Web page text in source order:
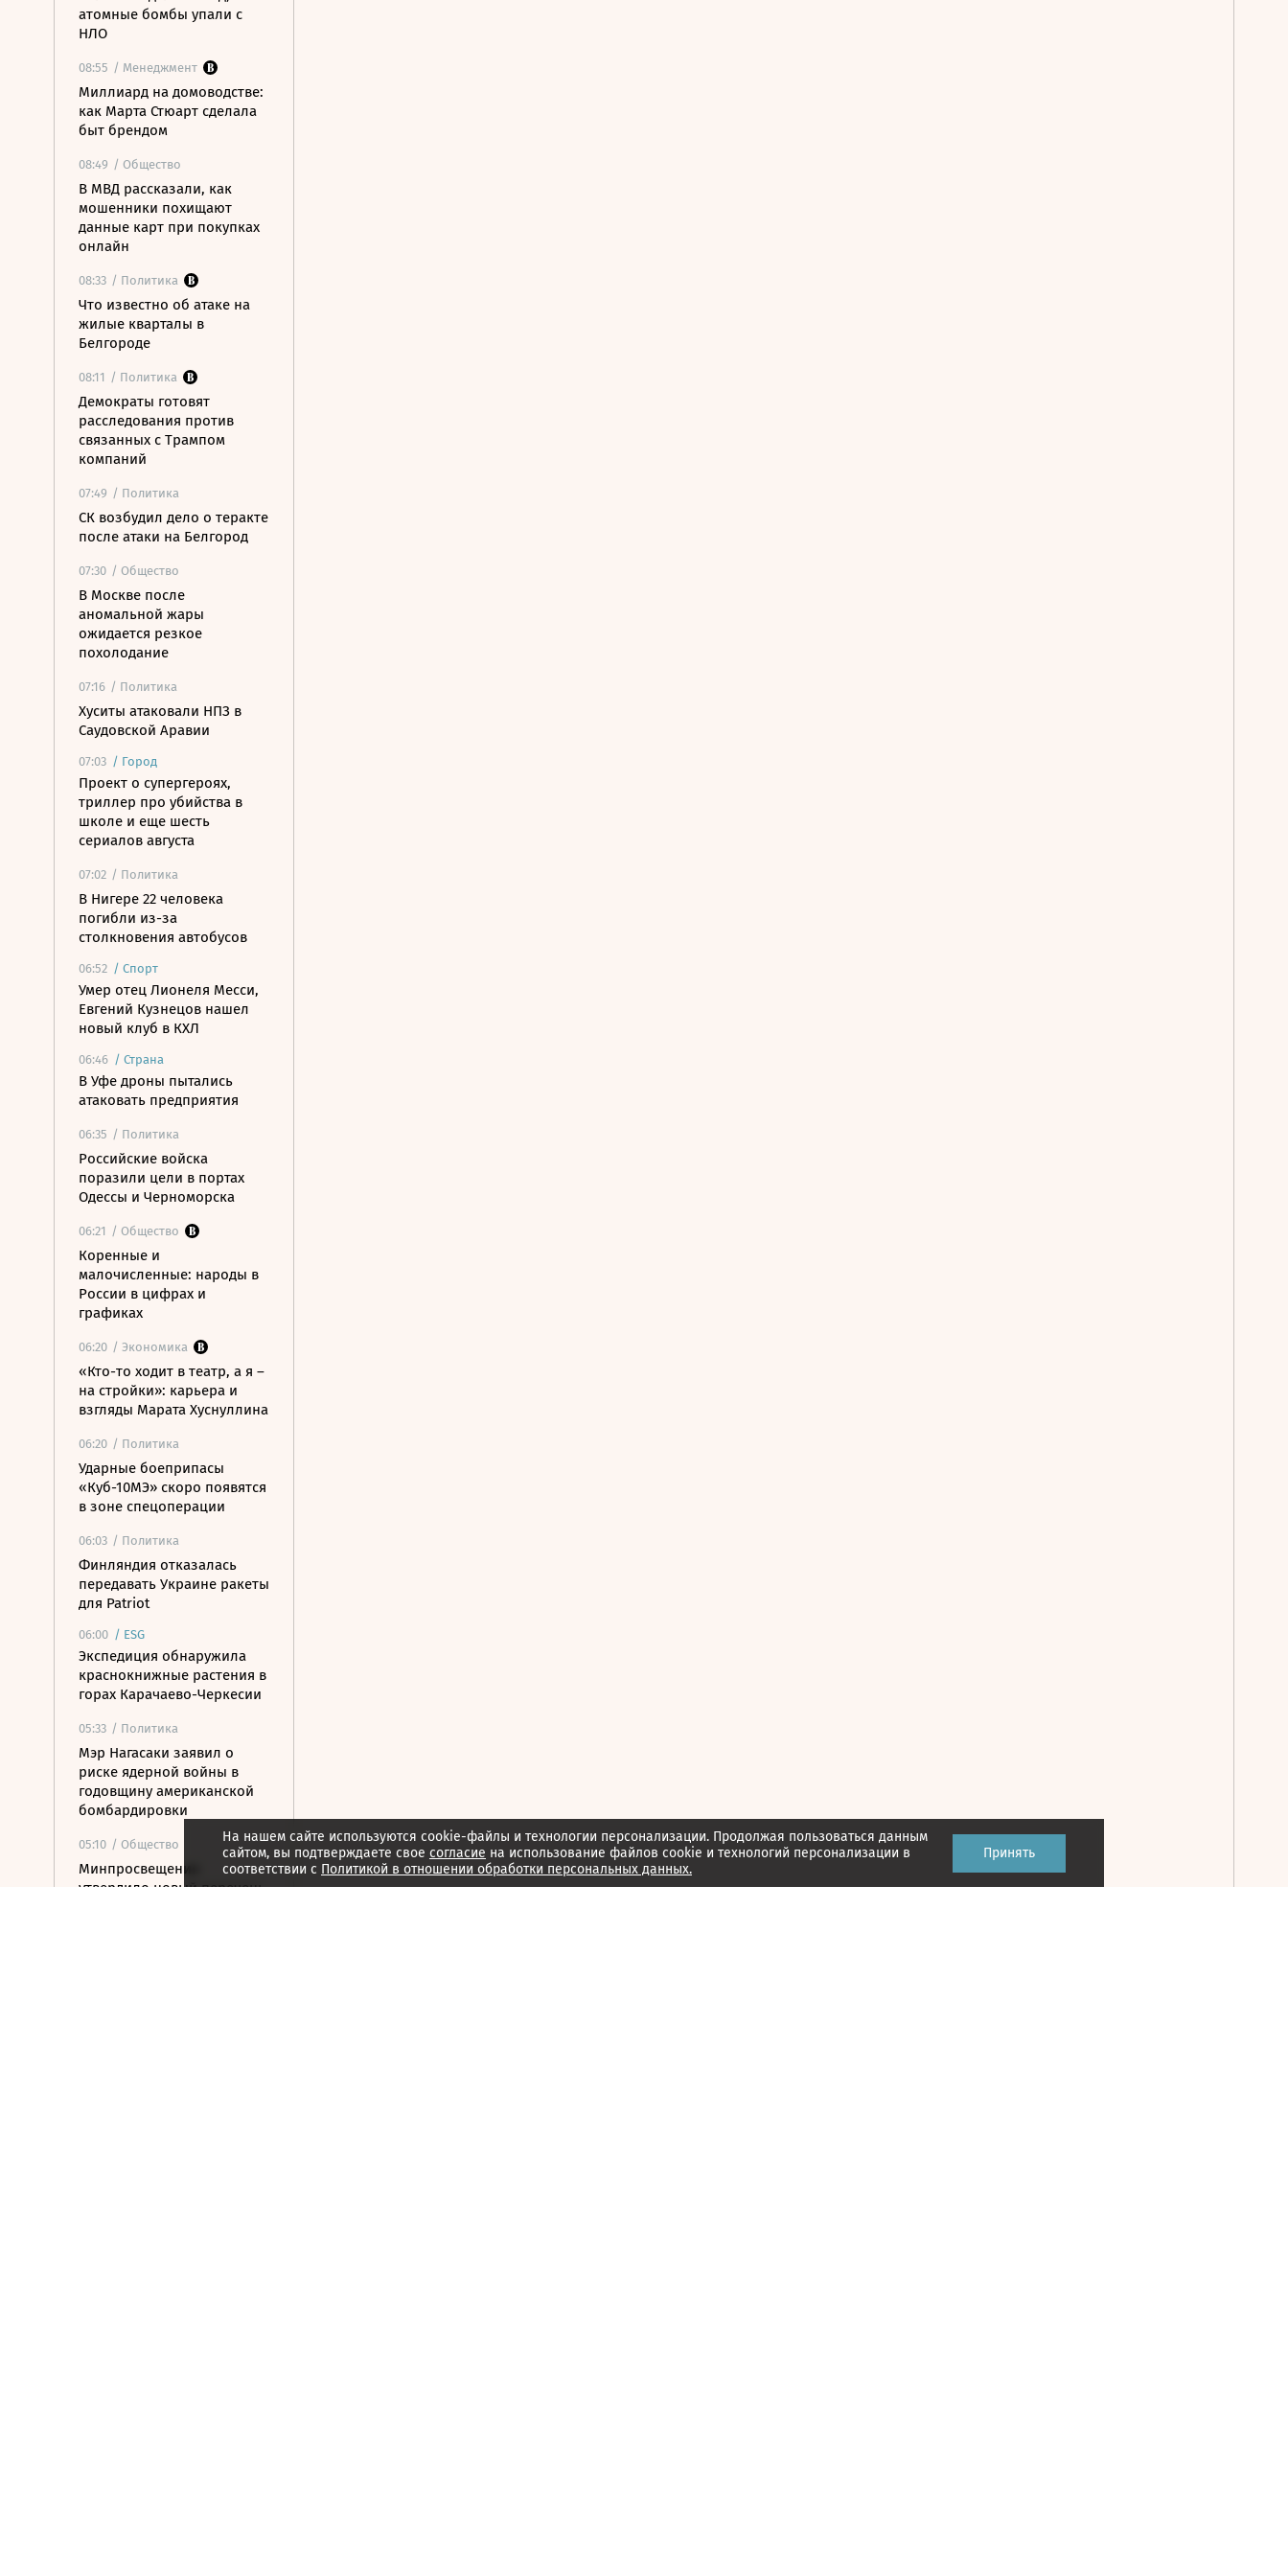
атомные бомбы упали с
НЛО
08:55 / Менеджмент
Миллиард на домоводстве:
как Марта Стюарт сделала
быт брендом
08:49 / Общество
В МВД рассказали, как
мошенники похищают
данные карт при покупках
онлайн
08:33 / Политика
Что известно об атаке на
жилые кварталы в
Белгороде
08:11 / Политика
Демократы готовят
расследования против
связанных с Трампом
компаний
07:49 / Политика
СК возбудил дело о теракте
после атаки на Белгород
07:30 / Общество
В Москве после
аномальной жары
ожидается резкое
похолодание
07:16 / Политика
Хуситы атаковали НПЗ в
Саудовской Аравии
07:03 / Город
Проект о супергероях,
триллер про убийства в
школе и еще шесть
сериалов августа
07:02 / Политика
В Нигере 22 человека
погибли из-за
столкновения автобусов
06:52 / Спорт
Умер отец Лионеля Месси,
Евгений Кузнецов нашел
новый клуб в КХЛ
06:46 / Страна
В Уфе дроны пытались
атаковать предприятия
06:35 / Политика
Российские войска
поразили цели в портах
Одессы и Черноморска
06:21 / Общество
Коренные и
малочисленные: народы в
России в цифрах и
графиках
06:20 / Экономика
«Кто-то ходит в театр, а я –
на стройки»: карьера и
взгляды Марата Хуснуллина
06:20 / Политика
Ударные боеприпасы
«Куб-10МЭ» скоро появятся
в зоне спецоперации
06:03 / Политика
Финляндия отказалась
передавать Украине ракеты
для Patriot
06:00 / ESG
Экспедиция обнаружила
краснокнижные растения в
горах Карачаево-Черкесии
05:33 / Политика
Мэр Нагасаки заявил о
риске ядерной войны в
годовщину американской
бомбардировки
05:10 / Общество
Минпросвещения
утвердило новый перечень
На нашем сайте используются cookie-файлы и технологии персонализации. Продолжая пользоваться данным
сайтом, вы подтверждаете свое согласие на использование файлов cookie и технологий персонализации в
соответствии с Политикой в отношении обработки персональных данных.
Принять